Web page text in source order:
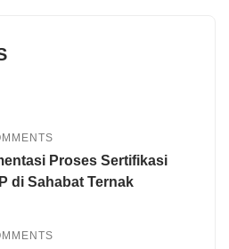
Proses Sertifikasi
di Sahabat Ternak